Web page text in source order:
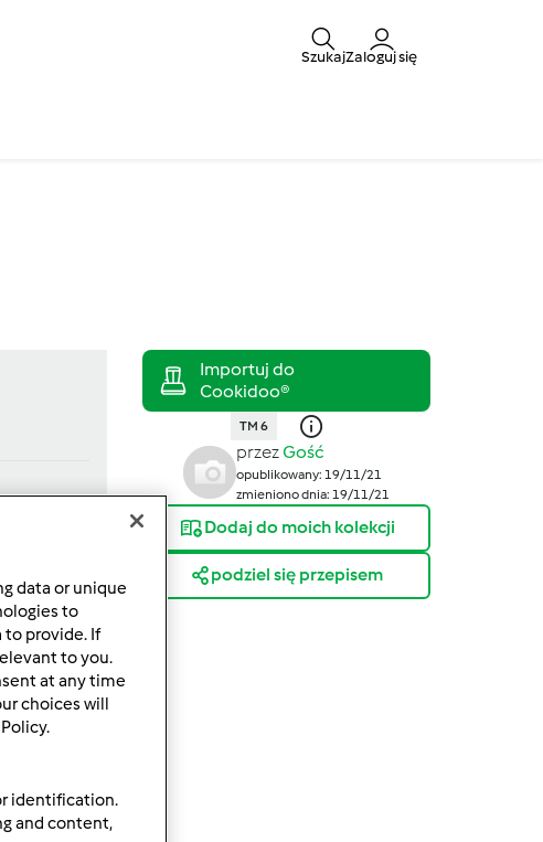
SzukajZaloguj się
TM 6
przezGość
opublikowany: 19/11/21
zmieniono dnia: 19/11/21
Dodaj do moich kolekcji
podziel się przepisem
data or unique
to
to provide. If
to you.
at any time
choices will
identification.
and content,